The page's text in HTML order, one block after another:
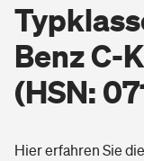
Wohnen
Hausratversicherung
Benz C-
(HSN:
Hier erfahren Sie